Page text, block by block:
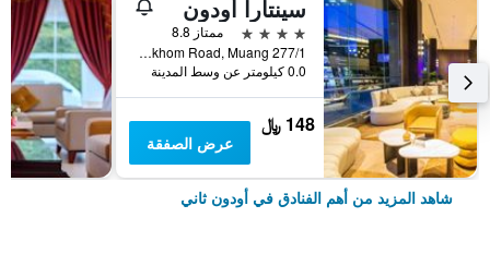
سينتارا أودون
4 نجوم
ممتاز 8.8
277/1 Prajaksillapakhom Road, Muang, أودون ثاني, تايلاند
0.0 كيلومتر عن وسط المدينة
148 ﷼
عرض الصفقة
شاهد المزيد من أهم الفنادق في أودون ثاني